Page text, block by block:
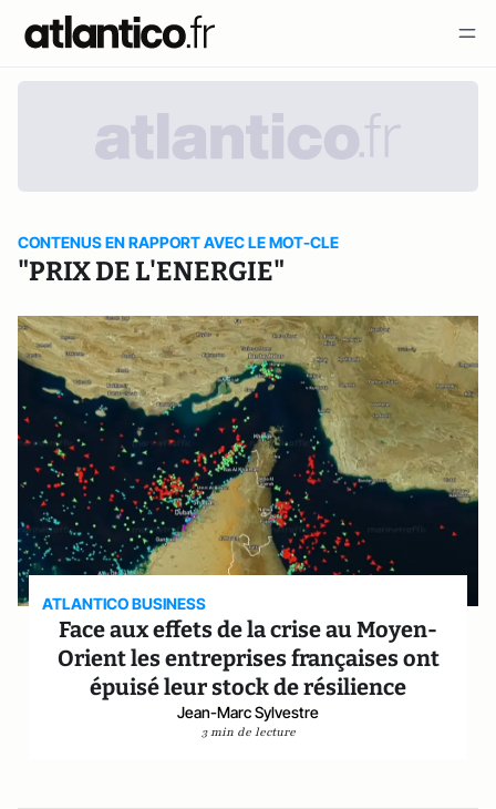
CONTENUS EN RAPPORT AVEC LE MOT-CLE
"PRIX DE L'ENERGIE"
ATLANTICO BUSINESS
Face aux effets de la crise au Moyen-
Orient les entreprises françaises ont
épuisé leur stock de résilience
Jean-Marc Sylvestre
3 min de lecture